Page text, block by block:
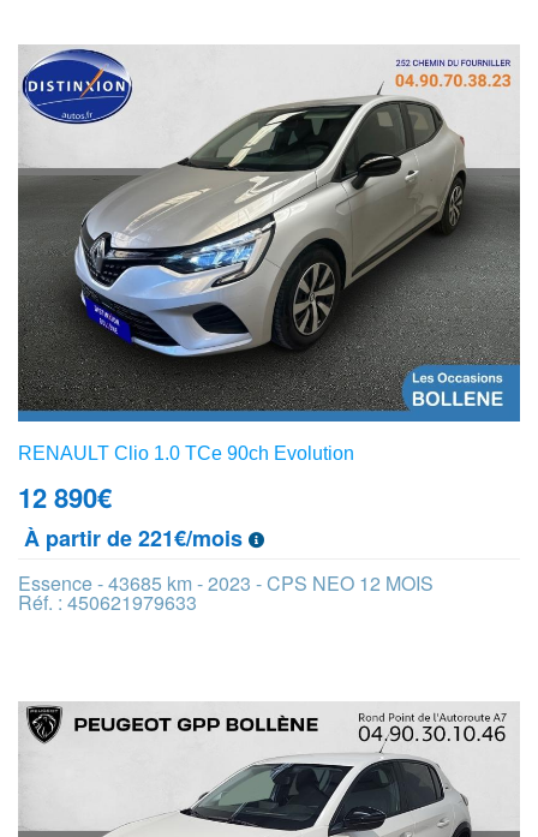
RENAULT Clio 1.0 TCe 90ch Evolution
12 890€
À partir de 221€/mois
Essence - 43685 km - 2023 - CPS NEO 12 MOIS
Réf. : 450621979633